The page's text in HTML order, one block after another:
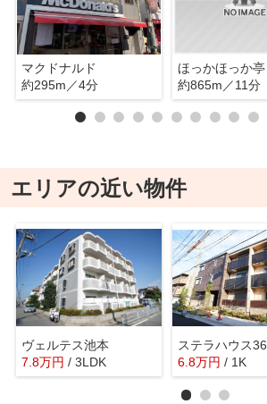
マクドナルド
約295m／4分
ほっかほっか亭
約865m／11分
エリアの近い物件
ヴェルテス池本
7.8万円 / 3LDK
ステラハウス36
6.8万円 / 1K